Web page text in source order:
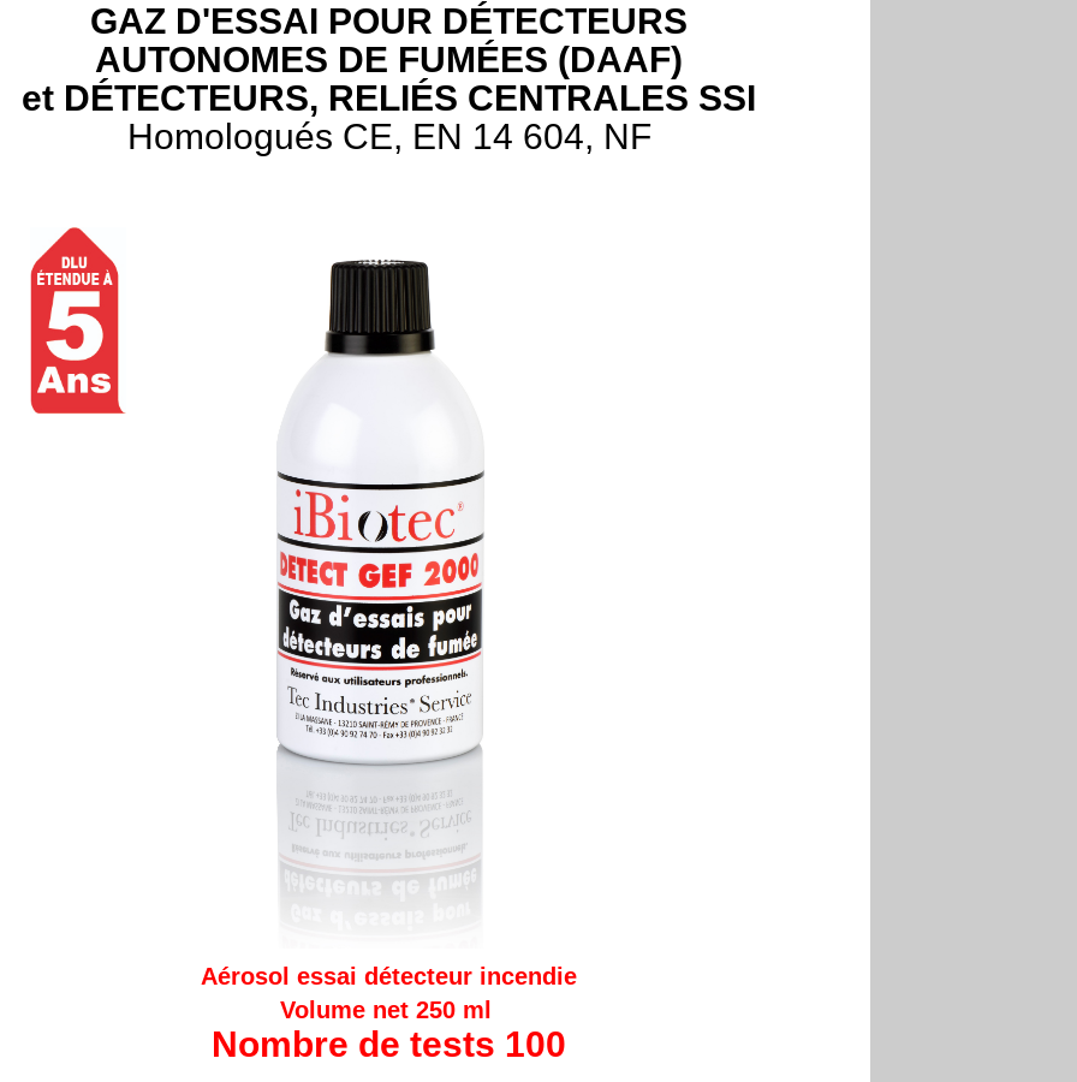
GAZ D'ESSAI POUR DÉTECTEURS
AUTONOMES DE FUMÉES (DAAF)
et DÉTECTEURS, RELIÉS CENTRALES SSI
Homologués CE, EN 14 604, NF
Aérosol essai détecteur incendie
Volume net 250 ml
Nombre de tests 100